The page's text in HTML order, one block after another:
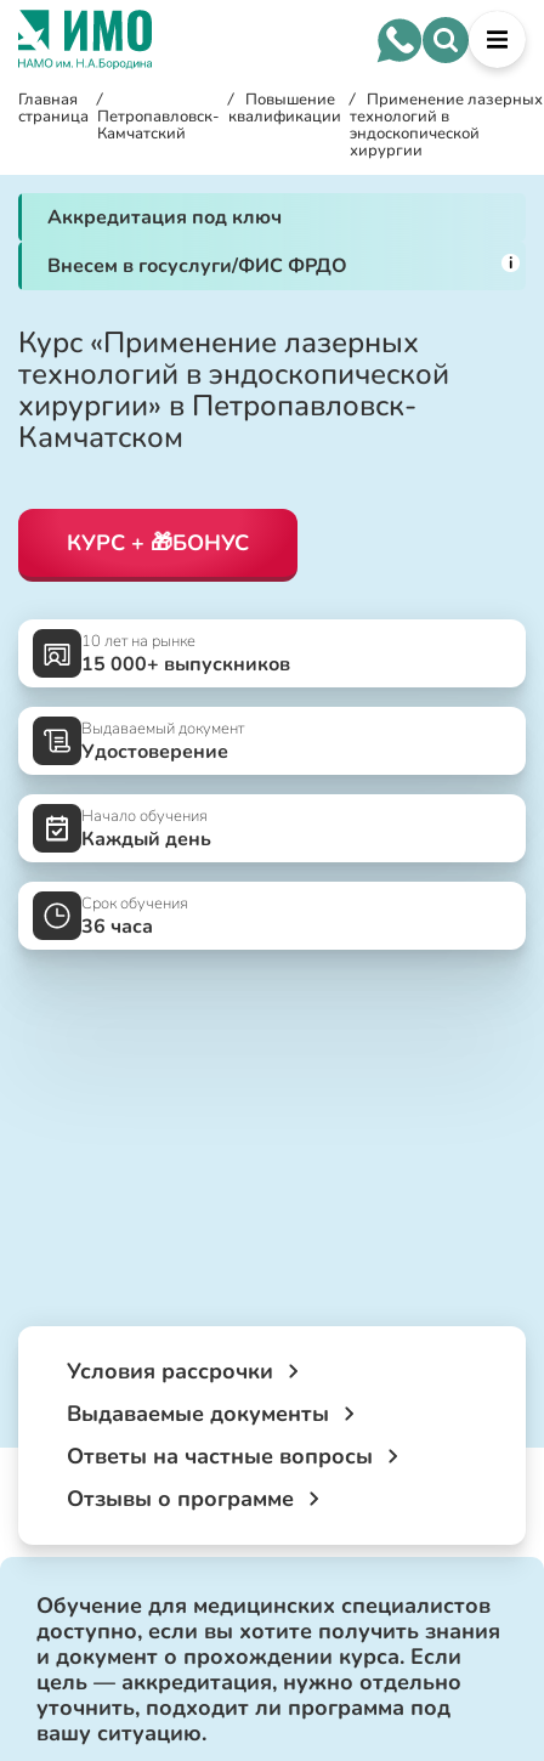
Главная
страница
/
Петропавловск-
Камчатский
/ Повышение
квалификации
/ Применение лазерных
технологий в
эндоскопической
хирургии
Аккредитация под ключ
Внесем в госуслуги/ФИС ФРДО
i
Курс «Применение лазерных
технологий в эндоскопической
хирургии» в Петропавловск-
Камчатском
КУРС + 🎁БОНУС
10 лет на рынке
15 000+ выпускников
Выдаваемый документ
Удостоверение
Начало обучения
Каждый день
Срок обучения
36 часа
Условия рассрочки
Выдаваемые документы
Ответы на частные вопросы
Отзывы о программе
Обучение для медицинских специалистов
доступно, если вы хотите получить знания
и документ о прохождении курса. Если
цель — аккредитация, нужно отдельно
уточнить, подходит ли программа под
вашу ситуацию.